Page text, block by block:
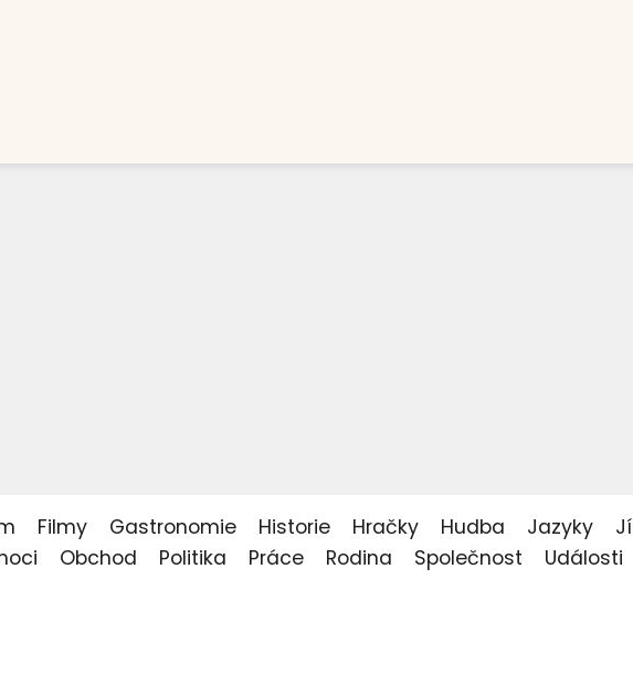
Filmy Gastronomie Historie Hračky Hudba Jazyky
Obchod Politika Práce Rodina Společnost Události